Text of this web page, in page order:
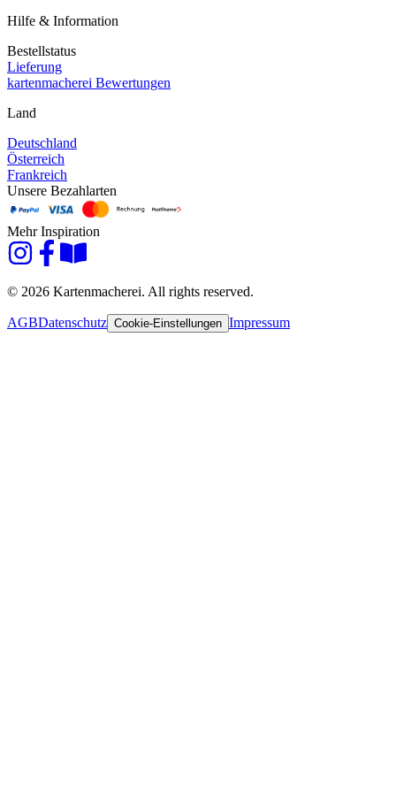
Hilfe & Information
Bestellstatus
Lieferung
kartenmacherei Bewertungen
Land
Deutschland
Österreich
Frankreich
Unsere Bezahlarten
Mehr Inspiration
© 2026 Kartenmacherei. All rights reserved.
AGBDatenschutz Cookie-Einstellungen Impressum